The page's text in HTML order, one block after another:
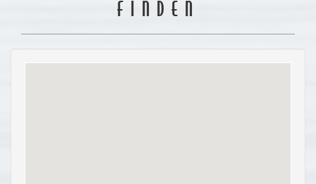
FINDEN